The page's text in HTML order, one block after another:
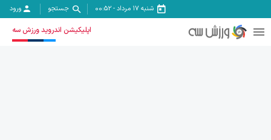
شنبه ۱۷ مرداد -
00:52 جستجو ورود
اپلیکیشن اندروید ورزش سه